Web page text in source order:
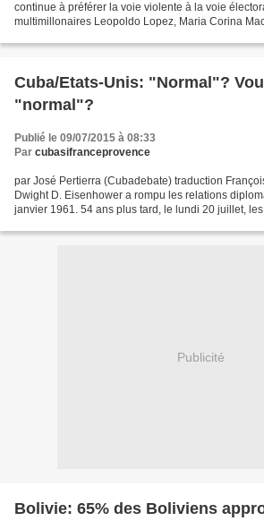
continue à préférer la voie violente à la voie
multimillonaires Leopoldo Lopez, Maria Corina
Cuba/Etats-Unis: "Normal"?
"normal"?
Publié le 09/07/2015 à 08:33
Par cubasifranceprovence
par José Pertierra (Cubadebate) traduction
Dwight D. Eisenhower a rompu les relations
janvier 1961. 54 ans plus tard, le lundi 20 juillet,
Publicité
Bolivie: 65% des Boliviens